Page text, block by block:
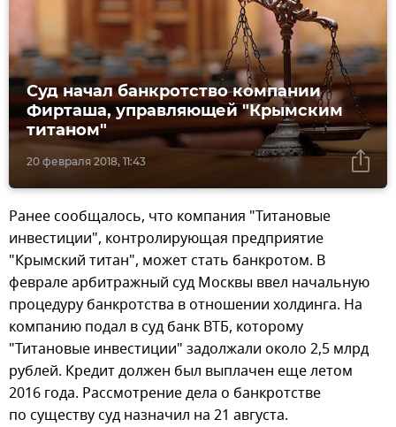
20 февраля 2018, 11:43
Суд начал банкротство компании
Фирташа, управляющей "Крымским
титаном"
Ранее сообщалось, что компания "Титановые
инвестиции", контролирующая предприятие
"Крымский титан", может стать банкротом. В
феврале арбитражный суд Москвы ввел начальную
процедуру банкротства в отношении холдинга. На
компанию подал в суд банк ВТБ, которому
"Титановые инвестиции" задолжали около 2,5 млрд
рублей. Кредит должен был выплачен еще летом
2016 года. Рассмотрение дела о банкротстве
по существу суд назначил на 21 августа.